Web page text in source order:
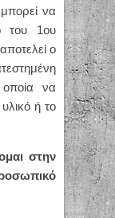
να
του 1ου
ο
να
ή το
στην